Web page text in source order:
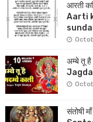
आरती
Aarti
अम्बे तू
संतोषी